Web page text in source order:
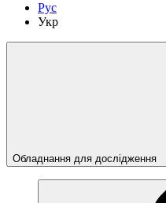
Рус
Укр
Обладнання для дослідження